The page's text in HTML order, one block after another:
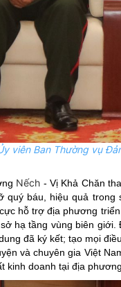
viên Ban Thường vụ
Nếch - Vị Khả Chăn
quý báu, hiệu quả
hỗ trợ địa phương
hạ tầng vùng biên giới.
đã ký kết; tạo mọi
và chuyên gia Việt
kinh doanh tại địa